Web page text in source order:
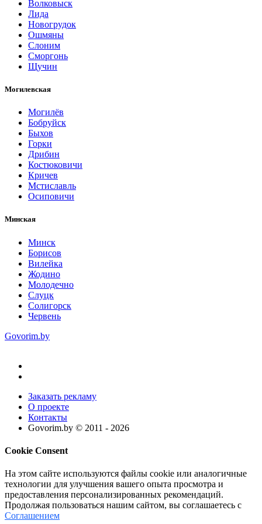
Волковыск
Лида
Новогрудок
Ошмяны
Слоним
Сморгонь
Щучин
Могилевская
Могилёв
Бобруйск
Быхов
Горки
Дрибин
Костюковичи
Кричев
Мстиславль
Осиповичи
Минская
Минск
Борисов
Вилейка
Жодино
Молодечно
Слуцк
Солигорск
Червень
Govorim.by
Заказать рекламу
О проекте
Контакты
Govorim.by © 2011 - 2026
Cookie Consent
На этом сайте используются файлы cookie или аналогичные
технологии для улучшения вашего опыта просмотра и
предоставления персонализированных рекомендаций.
Продолжая пользоваться нашим сайтом, вы соглашаетесь с
Соглашением